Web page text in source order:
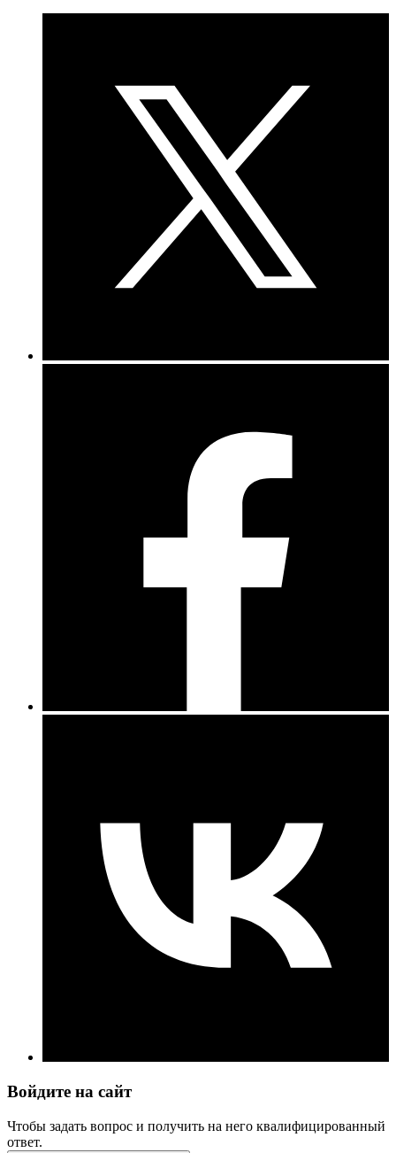
Войдите на сайт
Чтобы задать вопрос и получить на него квалифицированный
ответ.